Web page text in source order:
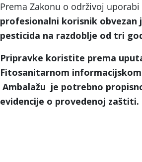
Prema Zakonu o održivoj
profesionalni korisnik
pesticida na razdoblje od tri
Pripravke koristite prema
Fitosanitarnom
Ambalažu je potrebno
evidencije o provedenoj zaštiti.